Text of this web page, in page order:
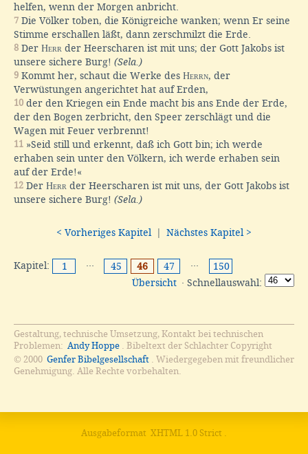
helfen, wenn der Morgen anbricht.
7 Die Völker toben, die Königreiche wanken; wenn Er seine
Stimme erschallen läßt, dann zerschmilzt die Erde.
8 Der Herr der Heerscharen ist mit uns; der Gott Jakobs ist
unsere sichere Burg! (Sela.)
9 Kommt her, schaut die Werke des Herrn, der
Verwüstungen angerichtet hat auf Erden,
10 der den Kriegen ein Ende macht bis ans Ende der Erde,
der den Bogen zerbricht, den Speer zerschlägt und die
Wagen mit Feuer verbrennt!
11 »Seid still und erkennt, daß ich Gott bin; ich werde
erhaben sein unter den Völkern, ich werde erhaben sein
auf der Erde!«
12 Der Herr der Heerscharen ist mit uns, der Gott Jakobs ist
unsere sichere Burg! (Sela.)
< Vorheriges Kapitel Nächstes Kapitel >
Kapitel: 1 ··· 45 46 47 ···
150
Übersicht · Schnellauswahl:
Gestaltung, technische Umsetzung, Kontakt bei technischen
Problemen: Andy Hoppe . Bibeltext der Schlachter Copyright
© 2000 Genfer Bibelgesellschaft . Wiedergegeben mit freundlicher
Genehmigung. Alle Rechte vorbehalten.
Ausgabeformat XHTML 1.0 Strict .